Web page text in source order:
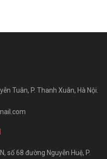
Tuân, P. Thanh Xuân, Hà Nội.
số 68 đường Nguyễn Huệ, P.